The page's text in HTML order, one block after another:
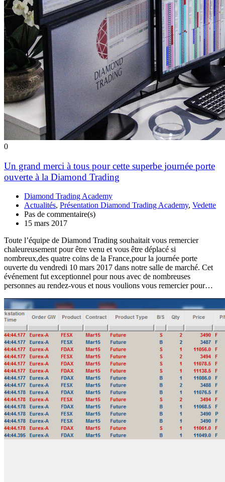
0
Un grand merci à tous pour cette superbe journée porte
ouverte à la Diamond Trading
Diamond Trading Academy
Actualités, Présentation Diamond Trading Academy, Vedette
Pas de commentaire(s)
15 mars 2017
Toute l’équipe de Diamond Trading souhaitait vous remercier
chaleureusement pour être venu et vous être déplacé si
nombreux,des quatre coins de la France,pour la journée porte
ouverte du vendredi 10 mars 2017 dans notre salle de marché. Cet
événement fut exceptionnel pour nous avec de nombreuses
personnes au rendez-vous et nous voulions vous remercier pour…